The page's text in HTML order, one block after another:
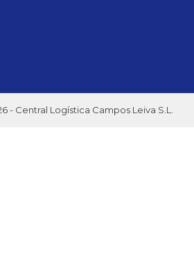
- Central Logística Campos Leiva S.L.